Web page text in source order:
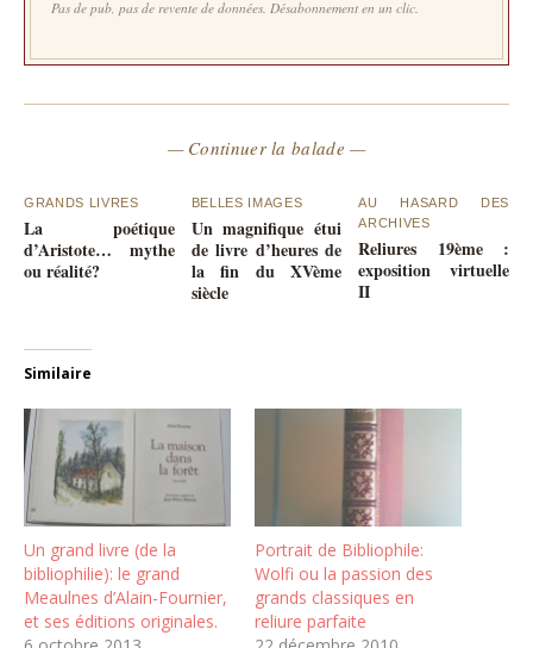
Pas de pub, pas de revente de données. Désabonnement en un clic.
— Continuer la balade —
GRANDS LIVRES
La poétique
d’Aristote… mythe
ou réalité?
BELLES IMAGES
Un magnifique étui
de livre d’heures de
la fin du XVème
siècle
AU HASARD DES
ARCHIVES
Reliures 19ème :
exposition virtuelle
II
Similaire
Un grand livre (de la
bibliophilie): le grand
Meaulnes d’Alain-Fournier,
et ses éditions originales.
Portrait de Bibliophile:
Wolfi ou la passion des
grands classiques en
reliure parfaite